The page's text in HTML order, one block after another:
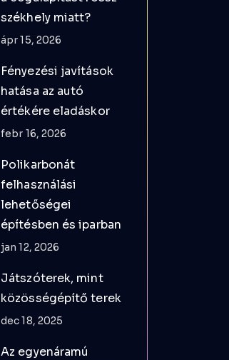
székhely miatt?
ápr 15, 2026
Fényezési javítások
hatása az autó
értékére eladáskor
febr 16, 2026
Polikarbonát
felhasználási
lehetőségei
építésben és iparban
jan 12, 2026
Játszóterek, mint
közösségépítő terek
dec 18, 2025
Az egyenáramú